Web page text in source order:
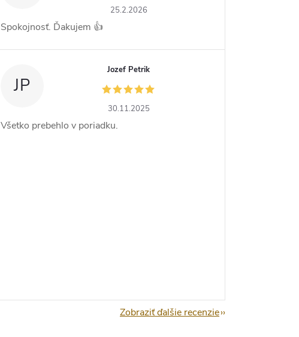
25.2.2026
Spokojnosť. Ďakujem 👍
JP
Jozef Petrik
30.11.2025
Všetko prebehlo v poriadku.
Zobraziť ďalšie recenzie